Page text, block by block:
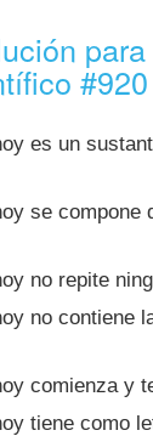
#920
es un
se compone
no repite
no contiene
comienza y
tiene como